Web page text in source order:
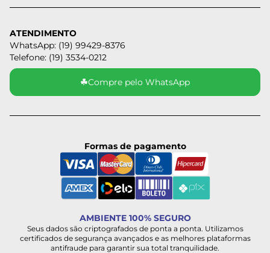
ATENDIMENTO
WhatsApp: (19) 99429-8376
Telefone: (19) 3534-0212
☘Compre pelo WhatsApp
Formas de pagamento
AMBIENTE 100% SEGURO
Seus dados são criptografados de ponta a ponta. Utilizamos
certificados de segurança avançados e as melhores plataformas
antifraude para garantir sua total tranquilidade.